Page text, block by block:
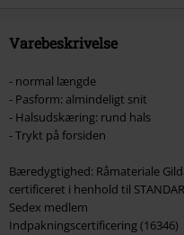
Varebeskrivelse
- normal længde
- Pasform: almindeligt snit
- Halsudskæring: rund hals
- Trykt på forsiden
Bæredygtighed: Råmateriale
certificeret i henhold til
Sedex medlem
Indpakningscertificering (16346)